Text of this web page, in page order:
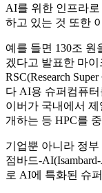
AI를 위한 인프라로
하고 있는 것 또한
예를 들면 130조
겠다고 발표한 마
RSC(Research
다 AI용 슈퍼컴퓨
이버가 국내에서 제
개하는 등 HPC를
기업뿐 아니라 정부
점바드-
로 AI에 특화된 슈